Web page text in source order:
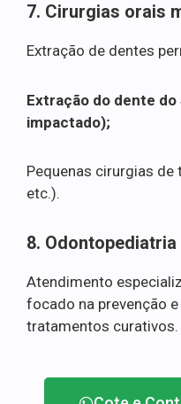
7. Cirurgias orais
Extração de dentes
Extração do dente do
impactado);
Pequenas cirurgias
etc.).
8. Odontopediatria
Atendimento
focado na prevenção
tratamentos curativos.